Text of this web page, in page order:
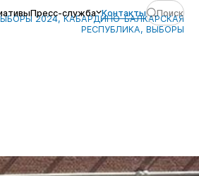
Пресс-служба Контакты Поиск
2024, КАБАРДИНО-БАЛКАРСКАЯ
РЕСПУБЛИКА, ВЫБОРЫ